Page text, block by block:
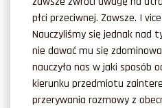
płci przeciwnej. Zawsze. I
Nauczyliśmy się jednak nad
nie dawać mu się
nauczyło nas w jaki sposób
kierunku przedmiotu
przerywania rozmowy z